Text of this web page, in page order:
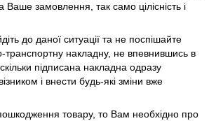
Ваше замовлення, так само цілісність і
до даної ситуації та не поспішайте
транспортну накладну, не впевнившись в
підписана накладна одразу
і внести будь-які зміни вже
товару, то Вам необхідно про